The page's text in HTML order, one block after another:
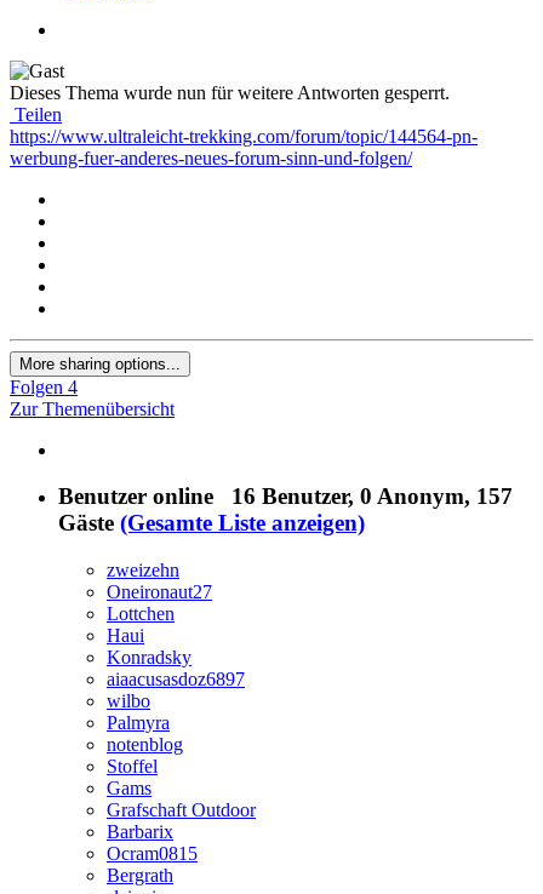
Dieses Thema wurde nun für weitere Antworten gesperrt.
Teilen
https://www.ultraleicht-trekking.com/forum/topic/144564-pn-
werbung-fuer-anderes-neues-forum-sinn-und-folgen/
More sharing options...
Folgen 4
Zur Themenübersicht
Benutzer online 16 Benutzer, 0 Anonym, 157
Gäste (Gesamte Liste anzeigen)
zweizehn
Oneironaut27
Lottchen
Haui
Konradsky
aiaacusasdoz6897
wilbo
Palmyra
notenblog
Stoffel
Gams
Grafschaft Outdoor
Barbarix
Ocram0815
Bergrath